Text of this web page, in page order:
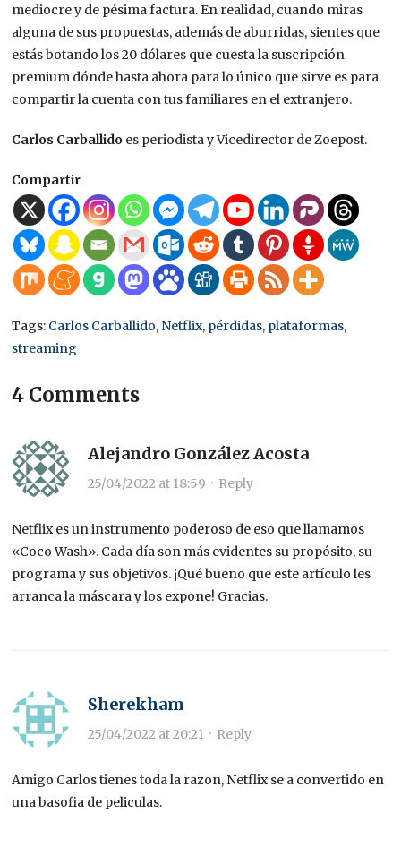
mediocre y de pésima factura. En realidad, cuando miras
alguna de sus propuestas, además de aburridas, sientes que
estás botando los 20 dólares que cuesta la suscripción
premium dónde hasta ahora para lo único que sirve es para
compartir la cuenta con tus familiares en el extranjero.
Carlos Carballido es periodista y Vicedirector de Zoepost.
Compartir
Tags: Carlos Carballido, Netflix, pérdidas, plataformas,
streaming
4 Comments
Alejandro González Acosta
25/04/2022 at 18:59 · Reply
Netflix es un instrumento poderoso de eso que llamamos
«Coco Wash». Cada día son más evidentes su propósito, su
programa y sus objetivos. ¡Qué bueno que este artículo les
arranca la máscara y los expone! Gracias.
Sherekham
25/04/2022 at 20:21 · Reply
Amigo Carlos tienes toda la razon, Netflix se a convertido en
una basofia de peliculas.